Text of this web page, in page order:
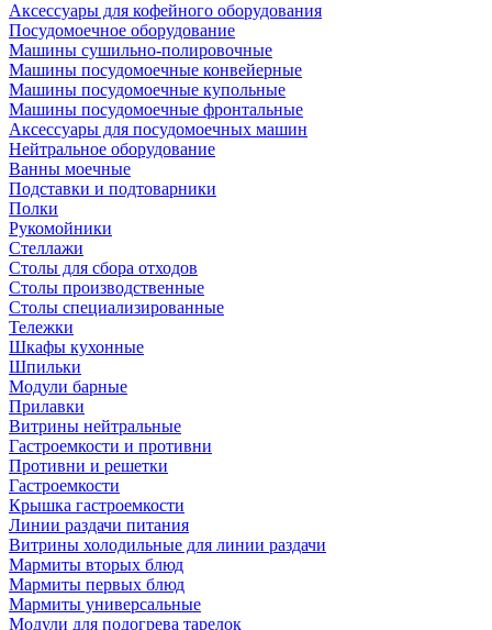
Аксессуары для кофейного оборудования
Посудомоечное оборудование
Машины сушильно-полировочные
Машины посудомоечные конвейерные
Машины посудомоечные купольные
Машины посудомоечные фронтальные
Аксессуары для посудомоечных машин
Нейтральное оборудование
Ванны моечные
Подставки и подтоварники
Полки
Рукомойники
Стеллажи
Столы для сбора отходов
Столы производственные
Столы специализированные
Тележки
Шкафы кухонные
Шпильки
Модули барные
Прилавки
Витрины нейтральные
Гастроемкости и противни
Противни и решетки
Гастроемкости
Крышка гастроемкости
Линии раздачи питания
Витрины холодильные для линии раздачи
Мармиты вторых блюд
Мармиты первых блюд
Мармиты универсальные
Модули для подогрева тарелок